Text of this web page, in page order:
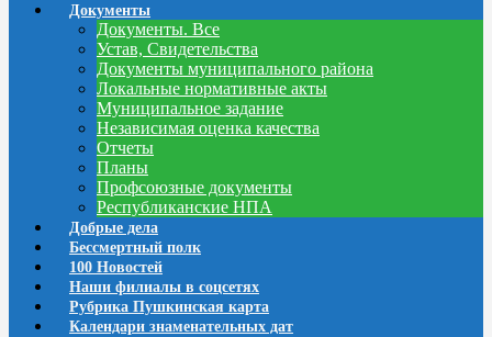
Документы
Документы. Все
Устав, Свидетельства
Документы муниципального района
Локальные нормативные акты
Муниципальное задание
Независимая оценка качества
Отчеты
Планы
Профсоюзные документы
Республиканские НПА
Добрые дела
Бессмертный полк
100 Новостей
Наши филиалы в соцсетях
Рубрика Пушкинская карта
Календари знаменательных дат